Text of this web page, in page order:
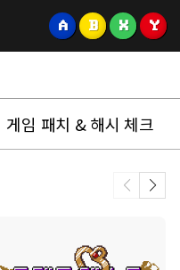
A B X Y
게임 패치 & 해시 체크